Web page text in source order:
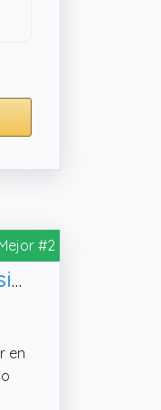
#2
everarm Juego de entrenamiento de eslinga amarillo – Entrenador profesional en suspensión con anclaje para puerta, resistente y ajustable – Sling Trainer para entrenamiento de cuerpo entero
en